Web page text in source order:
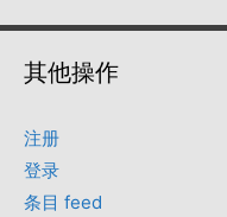
其他操作
注册
登录
条目 feed